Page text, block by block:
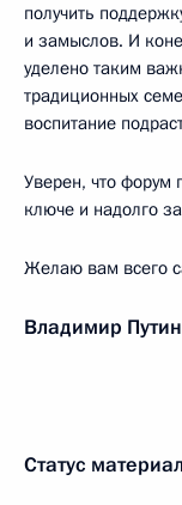
получить
и замыслов. И
уделено таким
традиционных
воспитание
Уверен, что форум
ключе и надолго
Желаю вам всего
Владимир Путин
Статус